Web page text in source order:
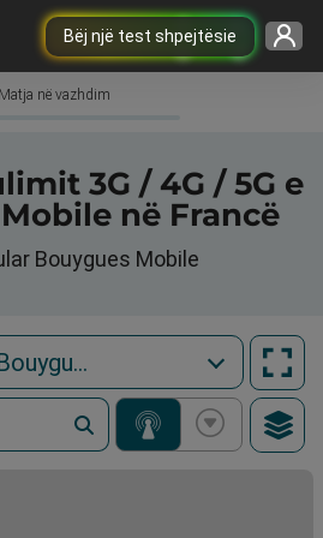
Bëj një test shpejtësie
Matja në vazhdim
3G / 4G / 5G e
në Francë
Bouygues Mobile
Bouygues Mobile